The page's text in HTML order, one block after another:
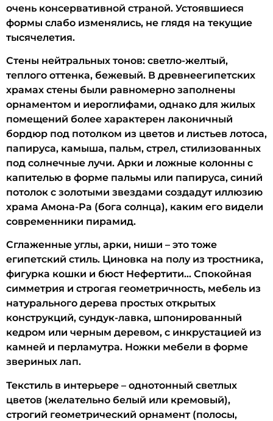
очень консервативной страной. Устоявшиеся
формы слабо изменялись, не глядя на текущие
тысячелетия.
Стены нейтральных тонов: светло-желтый,
теплого оттенка, бежевый. В древнеегипетских
храмах стены были равномерно заполнены
орнаментом и иероглифами, однако для жилых
помещений более характерен лаконичный
бордюр под потолком из цветов и листьев лотоса,
папируса, камыша, пальм, стрел, стилизованных
под солнечные лучи. Арки и ложные колонны с
капителью в форме пальмы или папируса, синий
потолок с золотыми звездами создадут иллюзию
храма Амона-Ра (бога солнца), каким его видели
современники пирамид.
Сглаженные углы, арки, ниши – это тоже
египетский стиль. Циновка на полу из тростника,
фигурка кошки и бюст Нефертити… Спокойная
симметрия и строгая геометричность, мебель из
натурального дерева простых открытых
конструкций, сундук-лавка, шпонированный
кедром или черным деревом, с инкрустацией из
камней и перламутра. Ножки мебели в форме
звериных лап.
Текстиль в интерьере – однотонный светлых
цветов (желательно белый или кремовый),
строгий геометрический орнамент (полосы,